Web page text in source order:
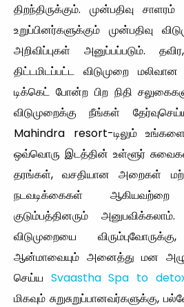
திறந்திருக்கும். முன்பதிவு
உறுப்பினர்களுக்கும் முன்பதிவு
அறிவிப்புகள் அனுப்பப்படும்.
திட்டமிடப்பட்ட விடுமுறை
டிக்கெட் போன்ற பிற நிதி
விடுமுறைக்கு நீங்கள்
Mahindra resort-டிலும்
ஒவ்வொரு இடத்தின் உள்ளூர்
தரங்கள், வசதியான அறைகள்
நடவடிக்கைகள்
குடும்பத்தினரும்
விடுமுறையை
ஆன்மாவையும் அனைத்து மன
செய்ய Svaastha Spa to
மிகவும்